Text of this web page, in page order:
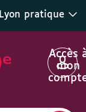
Lyon pratique
Accès
mon